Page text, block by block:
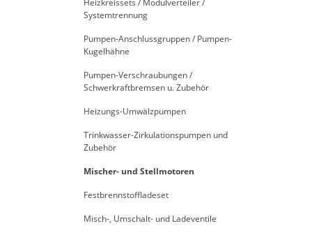
Systemtrennung
Pumpen-Anschlussgruppen / Pumpen-
Kugelhähne
Pumpen-Verschraubungen /
Schwerkraftbremsen u. Zubehör
Heizungs-Umwälzpumpen
Trinkwasser-Zirkulationspumpen und
Zubehör
Mischer- und Stellmotoren
Festbrennstoffladeset
Misch-, Umschalt- und Ladeventile